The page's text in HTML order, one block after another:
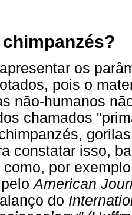
os
pois o
não-humanos
chamados
constatar isso,
como, por
peloAmerican
do